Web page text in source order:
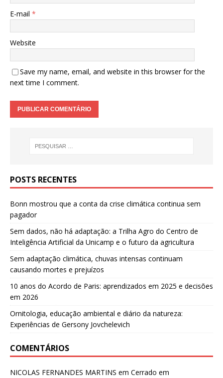
E-mail *
Website
Save my name, email, and website in this browser for the
next time I comment.
POSTS RECENTES
Bonn mostrou que a conta da crise climática continua sem
pagador
Sem dados, não há adaptação: a Trilha Agro do Centro de
Inteligência Artificial da Unicamp e o futuro da agricultura
Sem adaptação climática, chuvas intensas continuam
causando mortes e prejuízos
10 anos do Acordo de Paris: aprendizados em 2025 e decisões
em 2026
Ornitologia, educação ambiental e diário da natureza:
Experiências de Gersony Jovchelevich
COMENTÁRIOS
NICOLAS FERNANDES MARTINS em Cerrado em